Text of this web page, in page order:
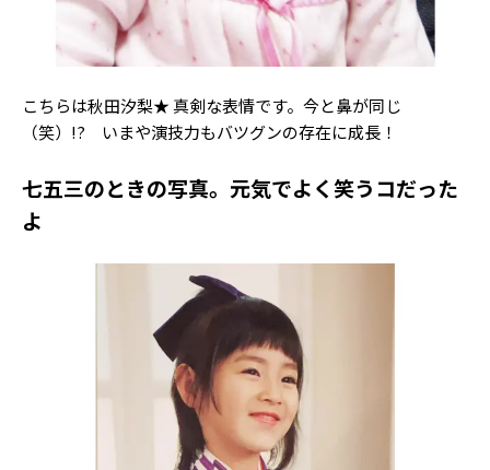
こちらは秋田汐梨★ 真剣な表情です。今と鼻が同じ
（笑）!? いまや演技力もバツグンの存在に成長！
七五三のときの写真。元気でよく笑うコだった
よ